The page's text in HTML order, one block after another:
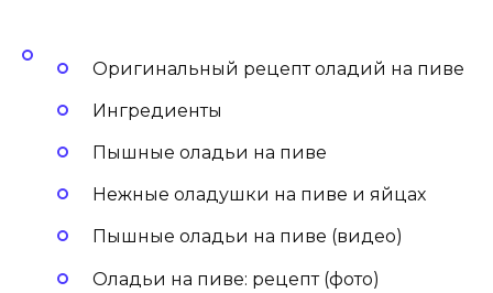
Оригинальный рецепт оладий на пиве
Ингредиенты
Пышные оладьи на пиве
Нежные оладушки на пиве и яйцах
Пышные оладьи на пиве (видео)
Оладьи на пиве: рецепт (фото)